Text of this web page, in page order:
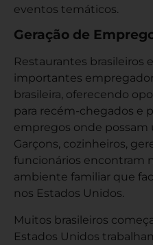
eventos temáticos.
Geração de
Restaurantes brasileiros
importantes
brasileira, oferecendo
para recém-chegados e
empregos onde possam
Garçons, cozinheiros,
funcionários encontram
ambiente familiar que
nos Estados Unidos.
Muitos brasileiros
Estados Unidos